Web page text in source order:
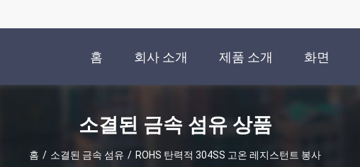
홈 회사 소개 제품 소개 화면
소결된 금속 섬유 상품
홈 / 소결된 금속 섬유 / ROHS 탄력적 304SS 고온 레지스턴트 봉사